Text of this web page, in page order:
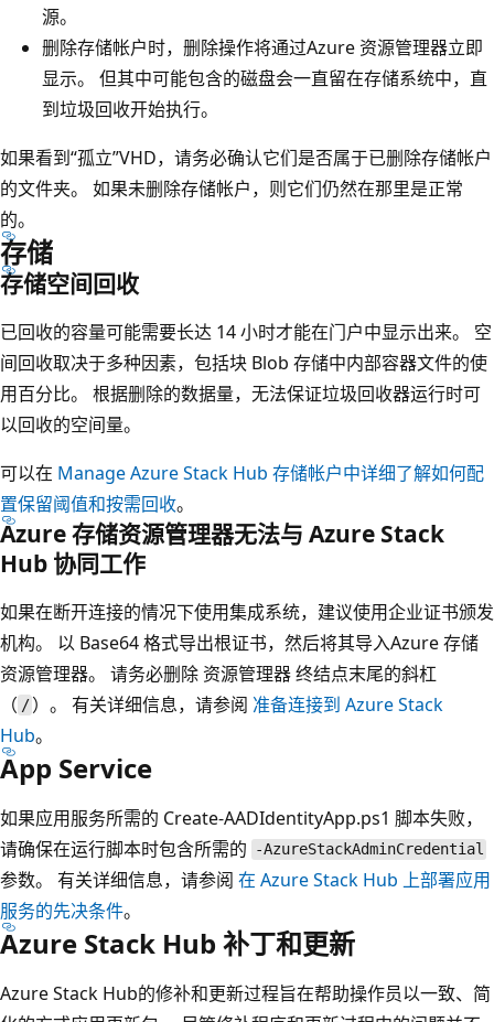
源。
删除存储帐户时，删除操作将通过Azure 资源管理器立即
显示。 但其中可能包含的磁盘会一直留在存储系统中，直
到垃圾回收开始执行。
如果看到“孤立”VHD，请务必确认它们是否属于已删除存储帐户
的文件夹。 如果未删除存储帐户，则它们仍然在那里是正常
的。
存储
存储空间回收
已回收的容量可能需要长达 14 小时才能在门户中显示出来。 空
间回收取决于多种因素，包括块 Blob 存储中内部容器文件的使
用百分比。 根据删除的数据量，无法保证垃圾回收器运行时可
以回收的空间量。
可以在 Manage Azure Stack Hub 存储帐户中详细了解如何配
置保留阈值和按需回收。
Azure 存储资源管理器无法与 Azure Stack
Hub 协同工作
如果在断开连接的情况下使用集成系统，建议使用企业证书颁发
机构。 以 Base64 格式导出根证书，然后将其导入Azure 存储
资源管理器。 请务必删除 资源管理器 终结点末尾的斜杠
（ / ）。 有关详细信息，请参阅 准备连接到 Azure Stack
Hub。
App Service
如果应用服务所需的 Create-AADIdentityApp.ps1 脚本失败，
请确保在运行脚本时包含所需的
-AzureStackAdminCredential
参数。 有关详细信息，请参阅 在 Azure Stack Hub 上部署应用
服务的先决条件。
Azure Stack Hub 补丁和更新
Azure Stack Hub的修补和更新过程旨在帮助操作员以一致、简